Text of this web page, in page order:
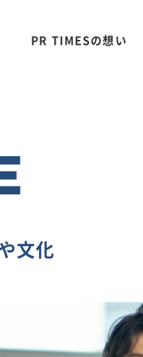
PR TIMESの想い
文化